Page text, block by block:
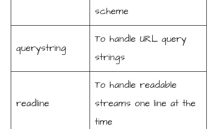
scheme
querystring
To handle URL query
strings
readline
To handle readable
streams one line at the
time